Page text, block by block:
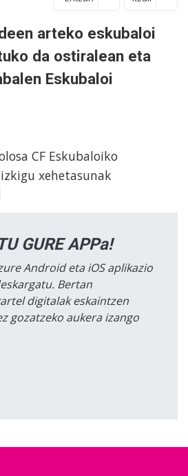
arteko eskubaloi
da ostiralean eta
Eskubaloi
CF Eskubaloiko
xehetasunak
GURE APPa!
Android eta iOS aplikazio
Bertan
digitalak eskaintzen
gozatzeko aukera izango